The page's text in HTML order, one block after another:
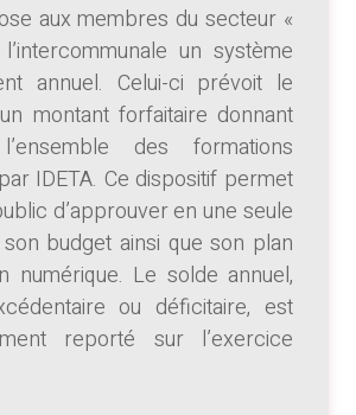
aux membres du secteur «
un système
annuel. Celui-ci prévoit le
montant forfaitaire donnant
des formations
IDETA. Ce dispositif permet
d’approuver en une seule
budget ainsi que son plan
numérique. Le solde annuel,
ou déficitaire, est
reporté sur l’exercice